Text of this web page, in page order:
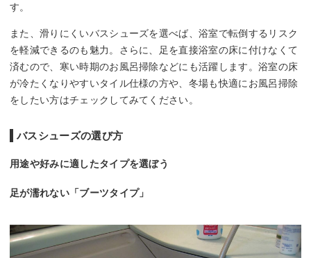
す。
また、滑りにくいバスシューズを選べば、浴室で転倒するリスク
を軽減できるのも魅力。さらに、足を直接浴室の床に付けなくて
済むので、寒い時期のお風呂掃除などにも活躍します。浴室の床
が冷たくなりやすいタイル仕様の方や、冬場も快適にお風呂掃除
をしたい方はチェックしてみてください。
バスシューズの選び方
用途や好みに適したタイプを選ぼう
足が濡れない「ブーツタイプ」